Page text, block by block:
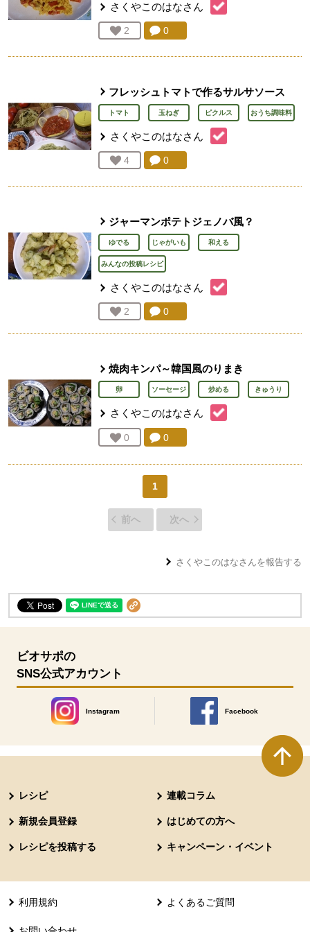
さくやこのはなさん
お気に入り登録：
2 人が登録コメント：
0
フレッシュトマトで作るサルサソース
トマト 玉ねぎ ピクルス おうち調味料
さくやこのはなさん
お気に入り登録：
4 人が登録コメント：
0
ジャーマンポテトジェノバ風？
ゆでる じゃがいも 和える
みんなの投稿レシピ
さくやこのはなさん
お気に入り登録：
2 人が登録コメント：
0
焼肉キンパ～韓国風のりまき
卵 ソーセージ 炒める きゅうり
さくやこのはなさん
お気に入り登録：
0 人が登録コメント：
0
1
前へ 次へ
さくやこのはなさんを報告する
ビオサポの
SNS公式アカウント
Instagram
別のウィンドウで開きます。
Facebook
別のウィンドウで開きます
レシピ 連載コラム
新規会員登録 はじめての方へ
レシピを投稿する キャンペーン・イベント
利用規約 よくあるご質問